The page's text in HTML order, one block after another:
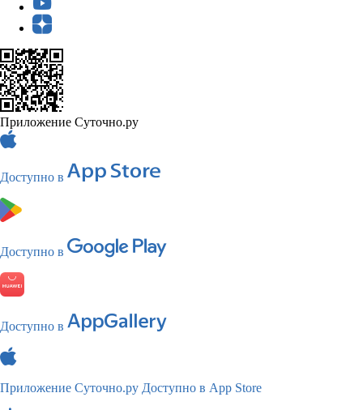
Приложение Суточно.ру
Доступно в
Доступно в
Доступно в
Приложение Суточно.ру Доступно в App Store